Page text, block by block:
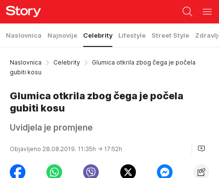
Naslovnica Najnovije Celebrity Lifestyle Street Style
Naslovnica Celebrity
Glumica otkrila zbog čega je počela
gubiti kosu
Glumica otkrila zbog čega je počela
gubiti kosu
Uvidjela je promjene
Objavljeno 28.08.2019. 11:35h → 17:52h